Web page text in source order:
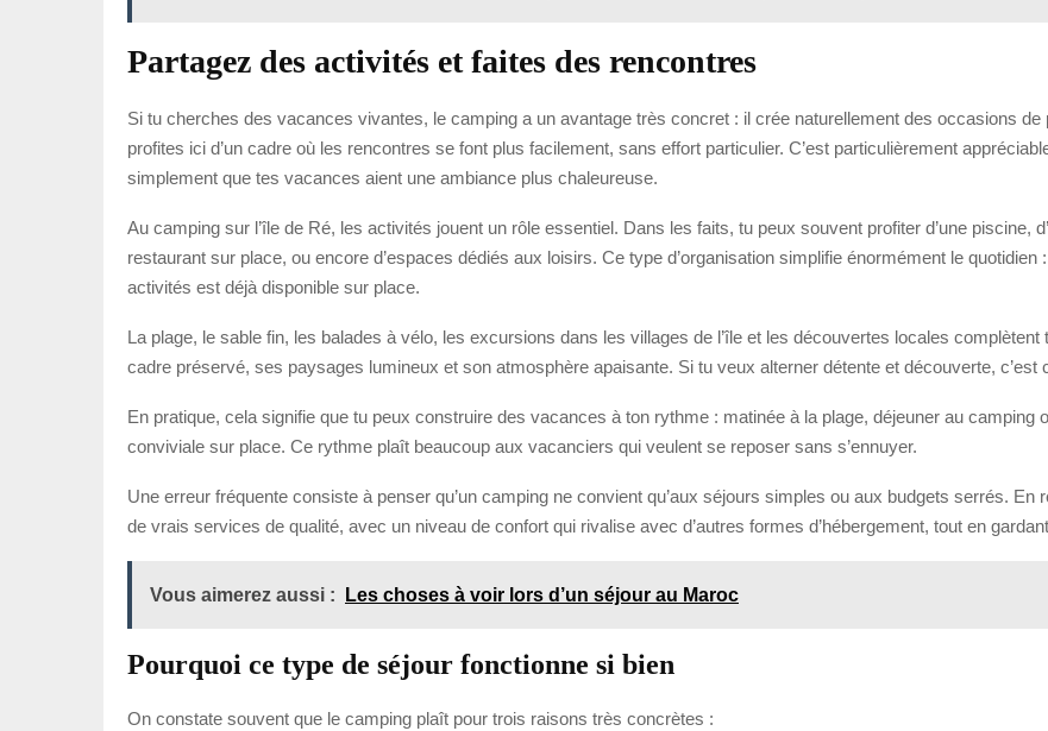
Partagez des activités et faites des rencontres
Si tu cherches des vacances vivantes, le camping a un avantage très concret : il crée naturellement des occasions
profites ici d’un cadre où les rencontres se font plus facilement, sans effort particulier. C’est particulièrement
simplement que tes vacances aient une ambiance plus chaleureuse.
Au camping sur l’île de Ré, les activités jouent un rôle essentiel. Dans les faits, tu peux souvent profiter d’une piscine,
restaurant sur place, ou encore d’espaces dédiés aux loisirs. Ce type d’organisation simplifie énormément le quotidien
activités est déjà disponible sur place.
La plage, le sable fin, les balades à vélo, les excursions dans les villages de l’île et les découvertes locales complètent
cadre préservé, ses paysages lumineux et son atmosphère apaisante. Si tu veux alterner détente et découverte, c’est
En pratique, cela signifie que tu peux construire des vacances à ton rythme : matinée à la plage, déjeuner au camping
conviviale sur place. Ce rythme plaît beaucoup aux vacanciers qui veulent se reposer sans s’ennuyer.
Une erreur fréquente consiste à penser qu’un camping ne convient qu’aux séjours simples ou aux budgets serrés. En
de vrais services de qualité, avec un niveau de confort qui rivalise avec d’autres formes d’hébergement, tout en
Vous aimerez aussi : Les choses à voir lors d’un séjour au Maroc
Pourquoi ce type de séjour fonctionne si bien
On constate souvent que le camping plaît pour trois raisons très concrètes :